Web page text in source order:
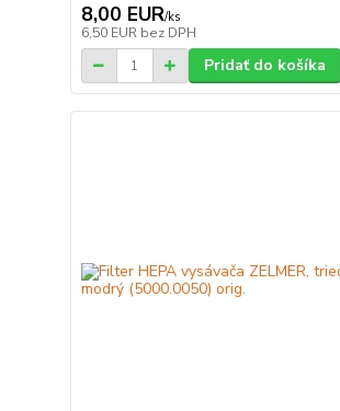
8,00 EUR/ks
6,50 EUR bez DPH
Pridať do košíka